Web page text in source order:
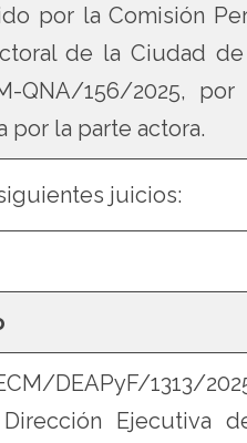
por la Comisión
de la Ciudad
QNA/156/2025,
por la parte actora.
juicios:
DEAPyF/1313/
Ejecutiva